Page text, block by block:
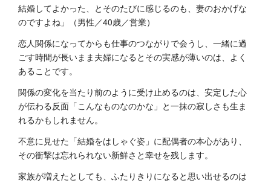
結婚してよかった、とそのたびに感じるのも、妻のおかげな
のですよね」（男性／40歳／営業）
恋人関係になってからも仕事のつながりで会うし、一緒に過
ごす時間が長いまま夫婦になるとその実感が薄いのは、よく
あることです。
関係の変化を当たり前のように受け止めるのは、安定した心
が伝わる反面「こんなものなのかな」と一抹の寂しさも生ま
れるかもしれません。
不意に見せた「結婚をはしゃぐ姿」に配偶者の本心があり、
その衝撃は忘れられない新鮮さと幸せを残します。
家族が増えたとしても、ふたりきりになると思い出せるのは